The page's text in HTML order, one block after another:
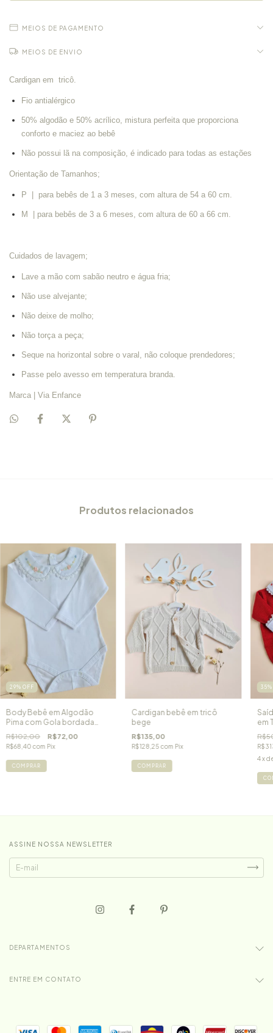
MEIOS DE PAGAMENTO
MEIOS DE ENVIO
Cardigan em tricô.
Fio antialérgico
50% algodão e 50% acrílico, mistura perfeita que proporciona
conforto e maciez ao bebê
Não possui lã na composição, é indicado para todas as estações
Orientação de Tamanhos;
P | para bebês de 1 a 3 meses, com altura de 54 a 60 cm.
M | para bebês de 3 a 6 meses, com altura de 60 a 66 cm.
Cuidados de lavagem;
Lave a mão com sabão neutro e água fria;
Não use alvejante;
Não deixe de molho;
Não torça a peça;
Seque na horizontal sobre o varal, não coloque prendedores;
Passe pelo avesso em temperatura branda.
Marca | Via Enfance
Produtos relacionados
29% OFF
Body Bebê em Algodão
Pima com Gola bordada
Flores rosa
R$102,00 R$72,00
R$68,40com Pix
COMPRAR
Cardigan bebê em tricô
bege
R$135,00
R$128,25com Pix
COMPRAR
35
em
4 x
ASSINE NOSSA NEWSLETTER
DEPARTAMENTOS
ENTRE EM CONTATO